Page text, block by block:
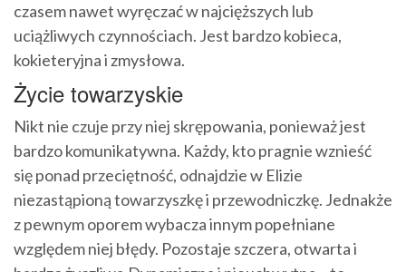
czasem nawet wyręczać w najcięższych lub
uciążliwych czynnościach. Jest bardzo kobieca,
kokieteryjna i zmysłowa.
Życie towarzyskie
Nikt nie czuje przy niej skrępowania, ponieważ jest
bardzo komunikatywna. Każdy, kto pragnie wznieść
się ponad przeciętność, odnajdzie w Elizie
niezastąpioną towarzyszkę i przewodniczkę. Jednakże
z pewnym oporem wybacza innym popełniane
względem niej błędy. Pozostaje szczera, otwarta i